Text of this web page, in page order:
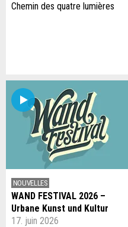
Chemin des quatre lumières
NOUVELLES
WAND FESTIVAL 2026 –
Urbane Kunst und Kultur
17. juin 2026